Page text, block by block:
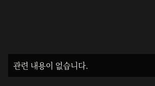
관련 내용이 없습니다.